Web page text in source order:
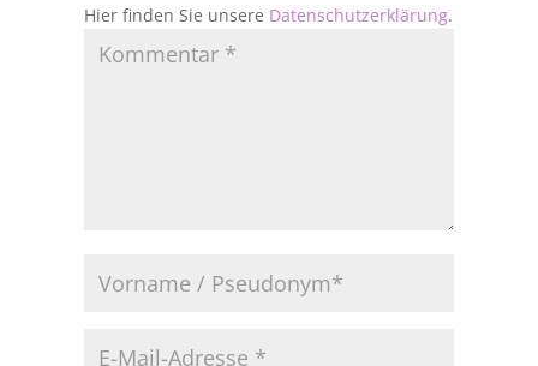
Hier finden Sie unsere Datenschutzerklärung.